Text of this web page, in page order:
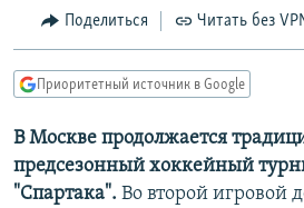
содержанию
Вернутся
навигации
Вернутся
ЦИТАТЫ СВОБОДЫ
КУЛЬТУРА
IDEL.РЕАЛИИ
КАВКАЗ.РЕАЛИИ
Поделиться Читать без
Приоритетный источник в Google
В Москве продолжается
предсезонный хоккейный
"Спартака". Во второй игровой